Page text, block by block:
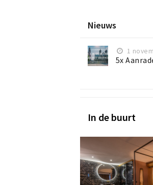
Nieuws
1
5x
In de buurt